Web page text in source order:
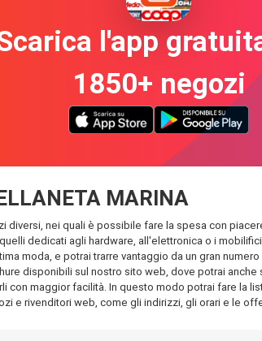
l'app
1850+ negozi
MARINA
diversi, nei quali è possibile fare la spesa con
dedicati agli hardware, all'elettronica o i
moda, e potrai trarre vantaggio da un gran
disponibili sul nostro sito web, dove potrai
maggior facilità. In questo modo potrai fare la
e rivenditori web, come gli indirizzi, gli orari e le